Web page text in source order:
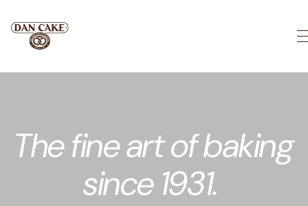
content
The fine art of baking
since 1931.